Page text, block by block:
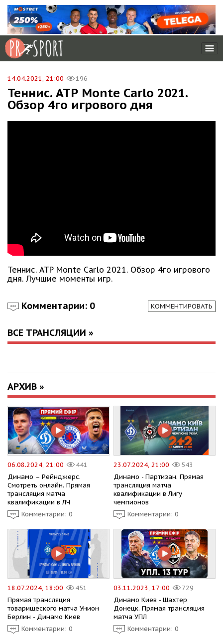
14.04.2021, 21:00 196
Теннис. АТР Monte Carlo 2021.
Обзор 4го игрового дня
Теннис. АТР Monte Carlo 2021. Обзор 4го игрового
дня. Лучшие моменты игр.
Комментарии: 0 КОММЕНТИРОВАТЬ
ВСЕ ТРАНСЛЯЦИИ »
АРХИВ »
06.08.2024, 21:00
441
Динамо – Рейнджерс.
Смотреть онлайн. Прямая
трансляция матча
квалификации в ЛЧ
Комментарии: 0
23.07.2024, 21:00
543
Динамо - Партизан. Прямая
трансляция матча
квалификации в Лигу
чемпионов
Комментарии: 0
18.07.2024, 18:00
451
Прямая трансляция
товарищеского матча Унион
Берлин - Динамо Киев
Комментарии: 0
03.11.2023, 17:00
729
Динамо Киев - Шахтер
Донецк. Прямая трансляция
матча УПЛ
Комментарии: 0